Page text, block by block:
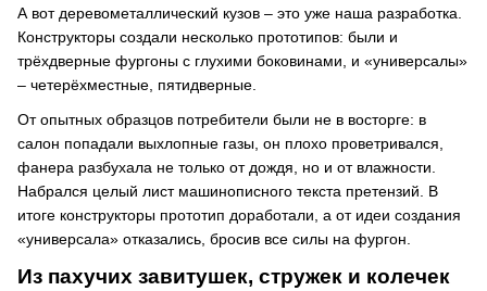
А вот деревометаллический кузов – это уже наша разработка.
Конструкторы создали несколько прототипов: были и
трёхдверные фургоны с глухими боковинами, и «универсалы»
– четерёхместные, пятидверные.
От опытных образцов потребители были не в восторге: в
салон попадали выхлопные газы, он плохо проветривался,
фанера разбухала не только от дождя, но и от влажности.
Набрался целый лист машинописного текста претензий. В
итоге конструкторы прототип доработали, а от идеи создания
«универсала» отказались, бросив все силы на фургон.
Из пахучих завитушек, стружек и колечек